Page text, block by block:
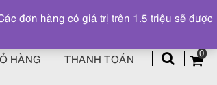
z
0
HÀNG THANH TOÁN
đơn hàng có giá trị trên 1.5 triệu sẽ được